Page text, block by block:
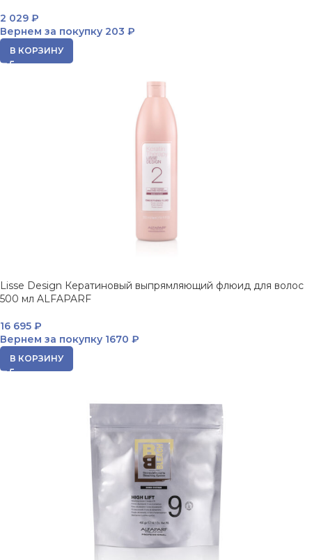
2 029 ₽
Вернем за покупку 203 ₽
В КОРЗИНУ
Lisse Design Кератиновый выпрямляющий флюид для волос
500 мл ALFAPARF
16 695 ₽
Вернем за покупку 1670 ₽
В КОРЗИНУ